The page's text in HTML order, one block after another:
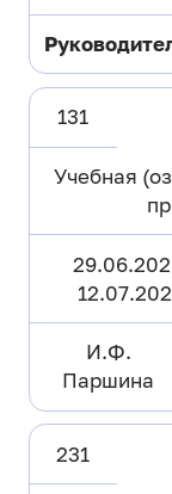
131
Учебная
И.Ф.
Паршина
231